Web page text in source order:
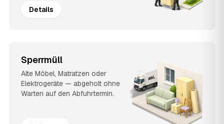
Details
Sperrmüll
Alte Möbel, Matratzen oder
Elektrogeräte — abgeholt ohne
Warten auf den Abfuhrtermin.